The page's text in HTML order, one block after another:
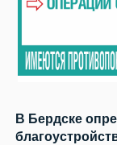
В Бердске